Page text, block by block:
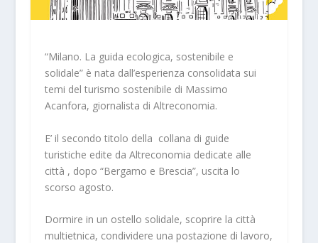
“Milano. La guida ecologica, sostenibile e
solidale” è nata dall’esperienza consolidata sui
temi del turismo sostenibile di Massimo
Acanfora, giornalista di Altreconomia.
E’ il secondo titolo della collana di guide
turistiche edite da Altreconomia dedicate alle
città , dopo “Bergamo e Brescia”, uscita lo
scorso agosto.
Dormire in un ostello solidale, scoprire la città
multietnica, condividere una postazione di lavoro,